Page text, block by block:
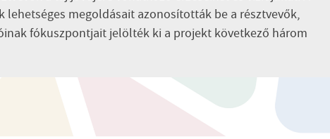
megoldásait azonosították be a résztvevők,
fókuszpontjait jelölték ki a projekt következő három